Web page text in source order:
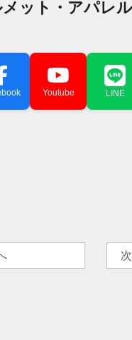
ット・アパレル
Youtube LINE